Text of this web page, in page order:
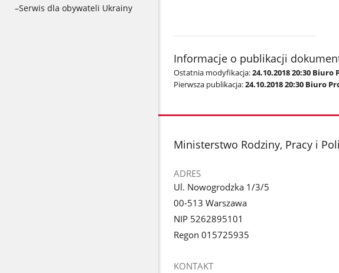
–Serwis dla obywateli Ukrainy
Informacje o publikacji
Ostatnia modyfikacja:24.10.2018 20:30 Biuro
Pierwsza publikacja:24.10.2018 20:30 Biuro
stopka
Ministerstwo Rodziny, Pracy i
ADRES
Ul. Nowogrodzka 1/3/5
00-513 Warszawa
NIP 5262895101
Regon 015725935
KONTAKT